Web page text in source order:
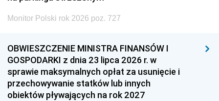
Monitor Polski rok 2026 poz. 727
OBWIESZCZENIE MINISTRA FINANSÓW I
GOSPODARKI z dnia 23 lipca 2026 r. w
sprawie maksymalnych opłat za usunięcie i
przechowywanie statków lub innych
obiektów pływających na rok 2027